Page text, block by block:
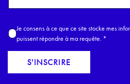
o
E
a
l
A
c
c
r
Je consens à ce que ce site stocke mes
puissent répondre à ma requête. *
S'INSCRIRE